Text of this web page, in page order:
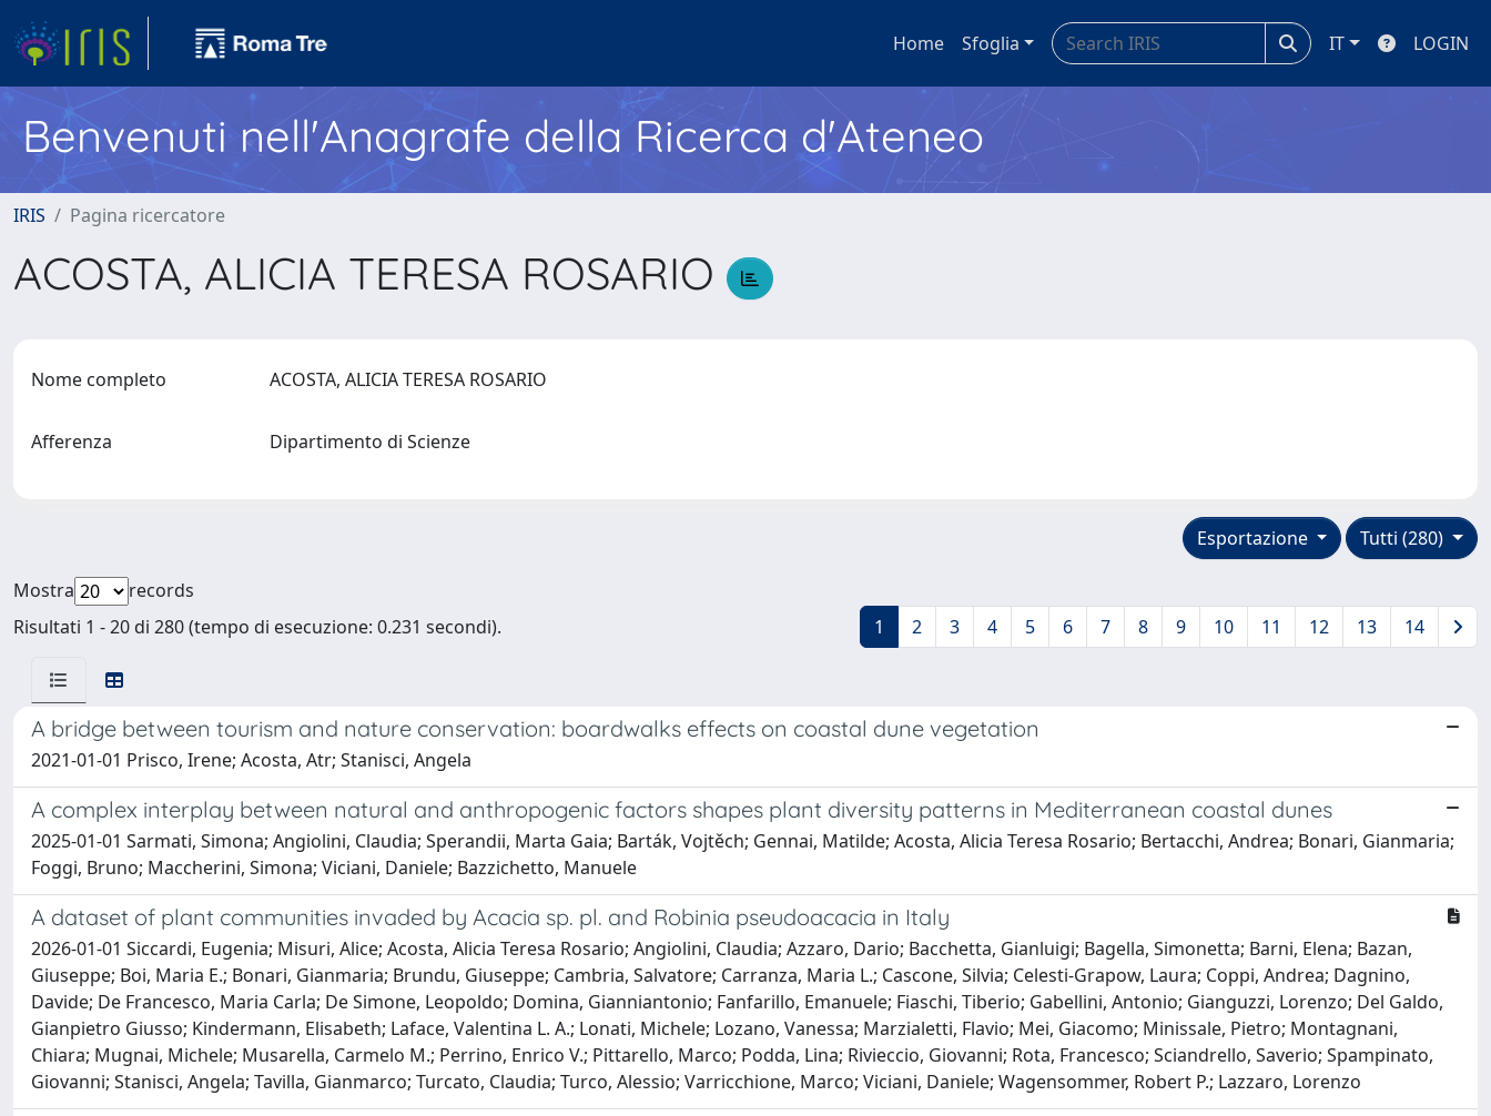
Home Sfoglia IT LOGIN
Benvenuti nell'Anagrafe della Ricerca d'Ateneo
IRIS Pagina ricercatore
ACOSTA, ALICIA TERESA ROSARIO
Nome completo ACOSTA, ALICIA TERESA ROSARIO
Afferenza Dipartimento di Scienze
Tutti (280)
Esportazione
Mostra
records
Risultati 1 - 20 di 280 (tempo di esecuzione: 0.231 secondi).
1 2 3 4 5 6 7 8 9 10 11 12 13 14
A bridge between tourism and nature conservation: boardwalks effects on coastal dune vegetation
2021-01-01 Prisco, Irene; Acosta, Atr; Stanisci, Angela
A complex interplay between natural and anthropogenic factors shapes plant diversity patterns in Mediterranean coastal dunes
2025-01-01 Sarmati, Simona; Angiolini, Claudia; Sperandii, Marta Gaia; Barták, Vojtěch; Gennai, Matilde; Acosta, Alicia Teresa Rosario; Bertacchi, Andrea; Bonari, Gianmaria;
Foggi, Bruno; Maccherini, Simona; Viciani, Daniele; Bazzichetto, Manuele
A dataset of plant communities invaded by Acacia sp. pl. and Robinia pseudoacacia in Italy
2026-01-01 Siccardi, Eugenia; Misuri, Alice; Acosta, Alicia Teresa Rosario; Angiolini, Claudia; Azzaro, Dario; Bacchetta, Gianluigi; Bagella, Simonetta; Barni, Elena; Bazan,
Giuseppe; Boi, Maria E.; Bonari, Gianmaria; Brundu, Giuseppe; Cambria, Salvatore; Carranza, Maria L.; Cascone, Silvia; Celesti-Grapow, Laura; Coppi, Andrea; Dagnino,
Davide; De Francesco, Maria Carla; De Simone, Leopoldo; Domina, Gianniantonio; Fanfarillo, Emanuele; Fiaschi, Tiberio; Gabellini, Antonio; Gianguzzi, Lorenzo; Del Galdo,
Gianpietro Giusso; Kindermann, Elisabeth; Laface, Valentina L. A.; Lonati, Michele; Lozano, Vanessa; Marzialetti, Flavio; Mei, Giacomo; Minissale, Pietro; Montagnani,
Chiara; Mugnai, Michele; Musarella, Carmelo M.; Perrino, Enrico V.; Pittarello, Marco; Podda, Lina; Rivieccio, Giovanni; Rota, Francesco; Sciandrello, Saverio; Spampinato,
Giovanni; Stanisci, Angela; Tavilla, Gianmarco; Turcato, Claudia; Turco, Alessio; Varricchione, Marco; Viciani, Daniele; Wagensommer, Robert P.; Lazzaro, Lorenzo